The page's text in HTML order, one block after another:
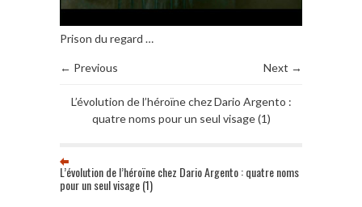
Prison du regard …
← Previous Next →
L’évolution de l’héroïne chez Dario Argento :
quatre noms pour un seul visage (1)
L’évolution de l’héroïne chez Dario Argento : quatre noms
pour un seul visage (1)